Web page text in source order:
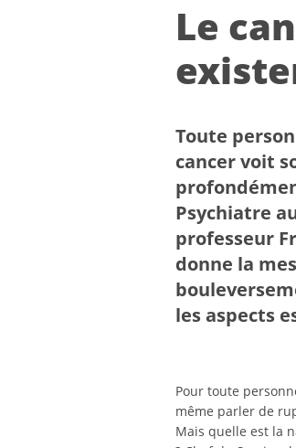
Le
Toute
cancer voit
Psychiatre
professeur
donne la
les aspects
Pour toute
même parler de
Mais quelle est la